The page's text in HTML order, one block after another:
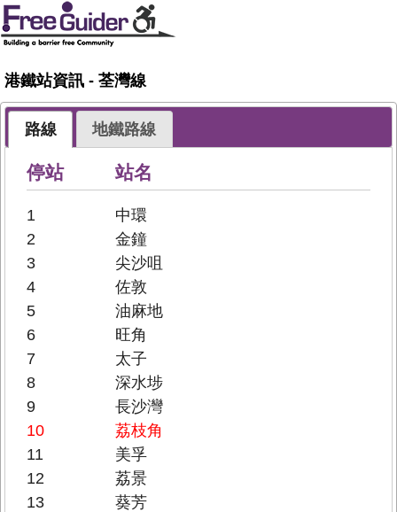
港鐵站資訊 - 荃灣線
路線 地鐵路線
停站 站名
1
中環
2
金鐘
3
尖沙咀
4
佐敦
5
油麻地
6
旺角
7
太子
8
深水埗
9
長沙灣
10
荔枝角
11
美孚
12
荔景
13
葵芳